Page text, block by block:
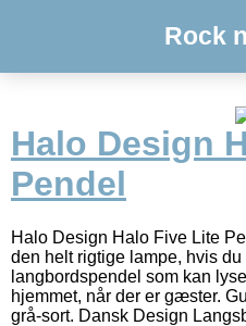
Rock
Halo Design
Pendel
Halo Design Halo Five Lite
den helt rigtige lampe, hvis
langbordspendel som kan
hjemmet, når der er gæster.
grå-sort. Dansk Design